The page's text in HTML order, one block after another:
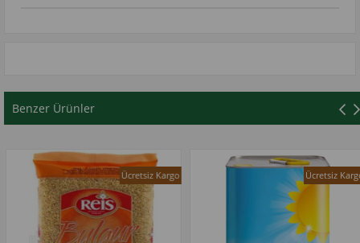
Benzer Ürünler
Ücretsiz Kargo Ücretsiz Kargo